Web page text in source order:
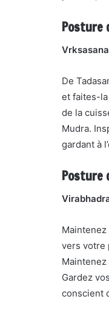
Posture
De
et faites-
de la
Mudra.
gardant à
Posture
vers votre
Gardez
conscient